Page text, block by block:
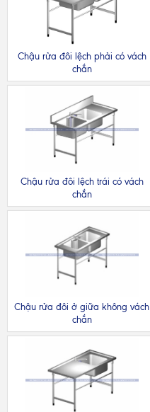
Chậu rửa đôi lệch phải có vách
chắn
Chậu rửa đôi lệch trái có vách
chắn
Chậu rửa đôi ở giữa không vách
chắn